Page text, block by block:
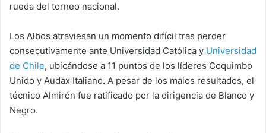
rueda del torneo nacional.
Los Albos atraviesan un momento difícil tras perder
consecutivamente ante Universidad Católica y Universidad
de Chile, ubicándose a 11 puntos de los líderes Coquimbo
Unido y Audax Italiano. A pesar de los malos resultados, el
técnico Almirón fue ratificado por la dirigencia de Blanco y
Negro.